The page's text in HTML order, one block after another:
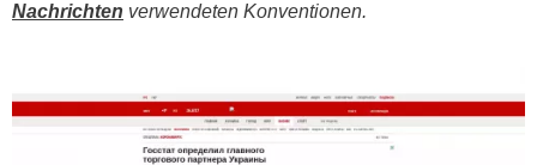
Nachrichten verwendeten Konventionen.